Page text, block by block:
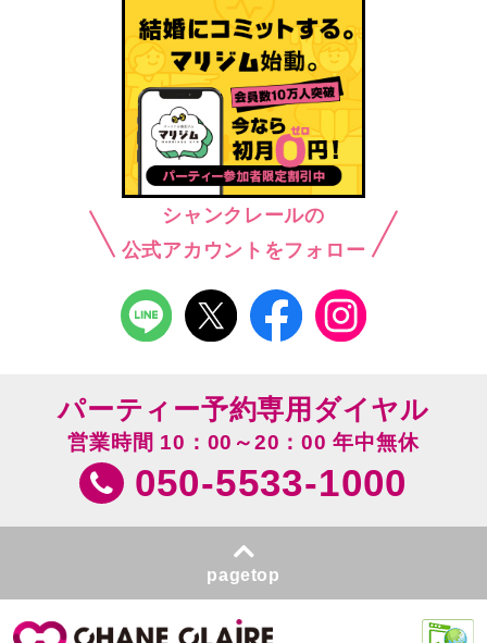
シャンクレールの
公式アカウントをフォロー
パーティー予約専用ダイヤル
営業時間 10：00～20：00 年中無休
050-5533-1000
pagetop